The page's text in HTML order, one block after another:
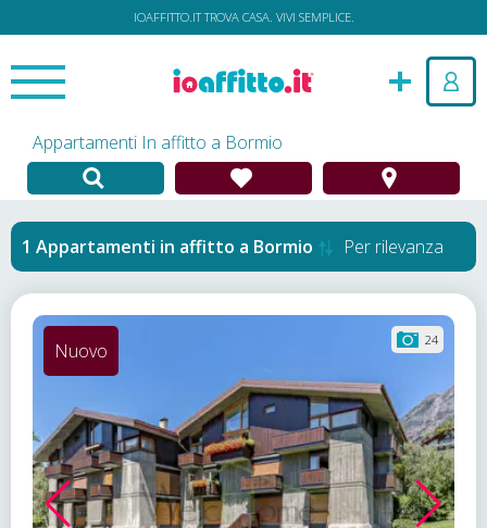
IOAFFITTO.IT TROVA CASA. VIVI SEMPLICE.
Appartamenti In affitto a Bormio
Appartamenti in affitto a Bormio Per rilevanza
24
Nuovo